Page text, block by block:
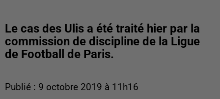
Le cas des Ulis a été traité hier par la
commission de discipline de la Ligue
de Football de Paris.
Publié : 9 octobre 2019 à 11h16